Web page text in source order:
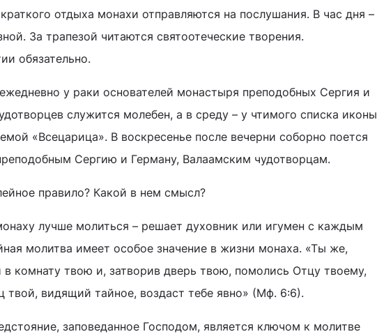
отдыха монахи отправляются на послушания. В час дня –
За трапезой читаются святоотеческие творения.
обязательно.
у раки основателей монастыря преподобных Сергия и
служится молебен, а в среду – у чтимого списка иконы
«Всецарица». В воскресенье после вечерни соборно поется
Сергию и Герману, Валаамским чудотворцам.
правило? Какой в нем смысл?
лучше молиться – решает духовник или игумен с каждым
молитва имеет особое значение в жизни монаха. «Ты же,
комнату твою и, затворив дверь твою, помолись Отцу твоему,
твой, видящий тайное, воздаст тебе явно» (Мф. 6:6).
заповеданное Господом, является ключом к молитве